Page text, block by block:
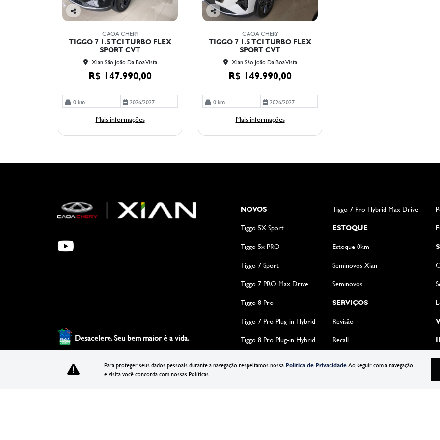
Co
lhe
CAOA CHERY
TIGGO 7 1.5 TCI TURBO FLEX
SPORT CVT
Xian São João Da Boa Vista
R$ 147.990,00
0 km 2026/2027
Mais informações
Co
lhe
CAOA CHERY
TIGGO 7 1.5 TCI TURBO FLEX
SPORT CVT
Xian São João Da Boa Vista
R$ 149.990,00
0 km 2026/2027
Mais informações
Desacelere. Seu bem maior é a vida.
NOVOS
Tiggo 5X Sport
Tiggo 5x PRO
Tiggo 7 Sport
Tiggo 7 PRO Max Drive
Tiggo 8 Pro
Tiggo 7 Pro Plug-in Hybrid
Tiggo 8 Pro Plug-in Hybrid
Tiggo 7 Pro Hybrid Max Drive
ESTOQUE
Estoque 0km
Seminovos Xian
Seminovos
SERVIÇOS
Revisão
Recall
Para proteger seus dados pessoais durante a navegação respeitamos nossa Política de Privacidade. Ao seguir com a navegação
e visita você concorda com nossas Políticas.